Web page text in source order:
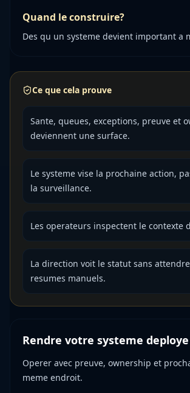
Quand le construire?
Des qu un systeme devient important a
Ce que cela prouve
Sante, queues, exceptions, preuve et
deviennent une surface.
Le systeme vise la prochaine action,
la surveillance.
Les operateurs inspectent le contexte
La direction voit le statut sans
resumes manuels.
Rendre votre systeme
Operer avec preuve, ownership et
meme endroit.